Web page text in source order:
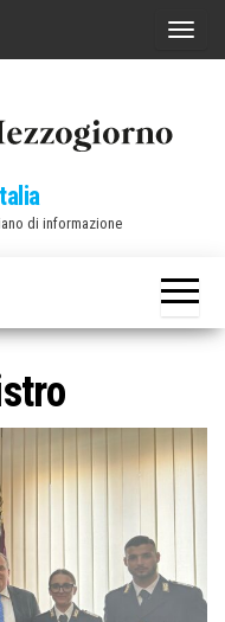
C
a
v
a
z
di informazione